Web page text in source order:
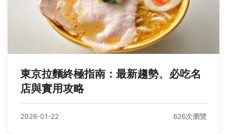
東京拉麵終極指南：最新趨勢、必吃名
店與實用攻略
2026-01-22 626次瀏覽